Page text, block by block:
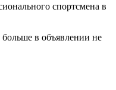
спортсмена в
в объявлении не